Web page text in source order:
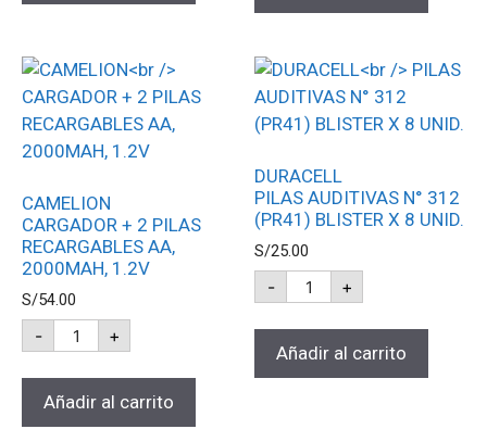
CAMELION
CARGADOR + 2 PILAS
RECARGABLES AA,
2000MAH, 1.2V
S/54.00
- +
Añadir al carrito
DURACELL
PILAS AUDITIVAS N° 312
(PR41) BLISTER X 8 UNID.
S/25.00
- +
Añadir al carrito